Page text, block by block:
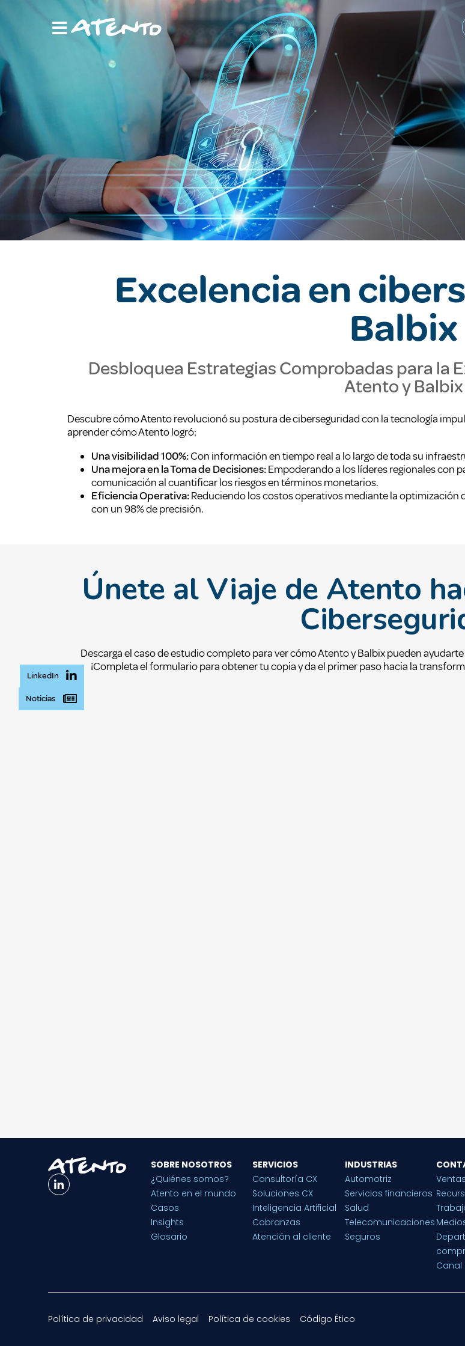
Excelencia en
Balbix
Desbloquea Estrategias Comprobadas para la
Atento y Balbix
Descubre cómo Atento revolucionó su postura de ciberseguridad con la tecnología
aprender cómo Atento logró:
Una visibilidad 100%:Con información en tiempo real a lo largo de toda su
Una mejora en la Toma de Decisiones:Empoderando a los líderes regionales con
comunicación al cuantificar los riesgos en términos monetarios.
Eficiencia Operativa:Reduciendo los costos operativos mediante la
con un 98% de precisión.
Únete al Viaje de Atento
Descarga el caso de estudio completo para ver cómo Atento y Balbix pueden
¡Completa el formulario para obtener tu copia y da el primer paso hacia la
SOBRE NOSOTROS
¿Quiénes somos?
Atento en el mundo
Casos
Insights
Glosario
SERVICIOS
Consultoría CX
Soluciones CX
Inteligencia Artificial
Cobranzas
Atención al cliente
INDUSTRIAS
Automotriz
Servicios financieros
Salud
Telecomunicaciones
Seguros
Ventas
Canal
Política de privacidad Aviso legal Política de cookies Código Ético
LinkedIn
Noticias